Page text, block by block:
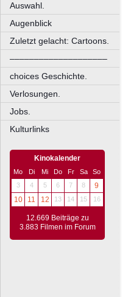
Auswahl.
Augenblick
Zuletzt gelacht: Cartoons.
––––––––––––––––––––
choices Geschichte.
Verlosungen.
Jobs.
Kulturlinks
Kinokalender
Mo Di Mi Do Fr Sa
So
3
4 5 6 7 8
9
10
11 12 13 14 15 16
12.669 Beiträge zu
3.883 Filmen im Forum